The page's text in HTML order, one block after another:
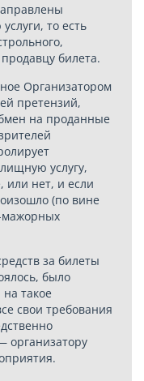
то есть
билета.
Организатором
претензий,
на проданные
услугу,
или нет, и если
(по вине
мажорных
за билеты
было
такое
свои требования
организатору